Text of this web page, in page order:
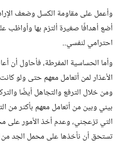
وأعمل على مقاومة الكسل وضعف
أضع أهدافًا صغيرة ألتزم بها وأواظب
احترامي لنفسي..
وأما الحساسية المفرطة، فأحاول أن
الأعذار لمن أتعامل معهم حتى ولو
ومن خلال الترفع والتجاهل أيضًا
بيني وبين من أتعامل معهم بأكثر من
التي تزعجني، وعدم أخذ الأمور على
تستحق أن نأخذها على محمل الجد